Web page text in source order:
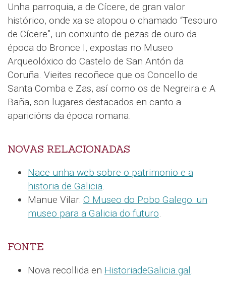
Unha parroquia, a de Cícere, de gran valor
histórico, onde xa se atopou o chamado “Tesouro
de Cícere”, un conxunto de pezas de ouro da
época do Bronce I, expostas no Museo
Arqueolóxico do Castelo de San Antón da
Coruña. Vieites recoñece que os Concello de
Santa Comba e Zas, así como os de Negreira e A
Baña, son lugares destacados en canto a
aparicións da época romana.
NOVAS RELACIONADAS
Nace unha web sobre o patrimonio e a
historia de Galicia.
Manue Vilar: O Museo do Pobo Galego: un
museo para a Galicia do futuro.
FONTE
Nova recollida en HistoriadeGalicia.gal.